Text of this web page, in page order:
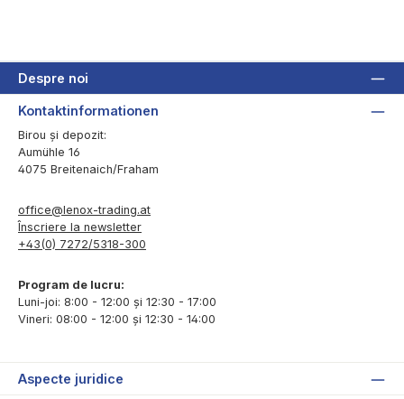
Despre noi
Kontaktinformationen
Birou și depozit:
Aumühle 16
4075 Breitenaich/Fraham
office@lenox-trading.at
Înscriere la newsletter
+43(0) 7272/5318-300
Program de lucru:
Luni-joi: 8:00 - 12:00 și 12:30 - 17:00
Vineri: 08:00 - 12:00 și 12:30 - 14:00
Aspecte juridice